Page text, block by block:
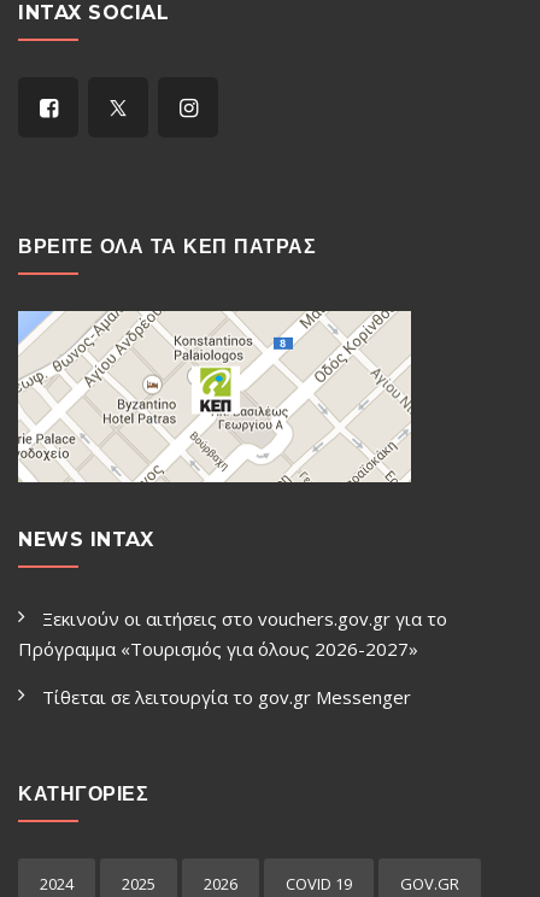
INTAX SOCIAL
ΒΡΕΙΤΕ ΟΛΑ ΤΑ ΚΕΠ ΠΑΤΡΑΣ
NEWS INTAX
Ξεκινούν οι αιτήσεις στο vouchers.gov.gr για το
Πρόγραμμα «Τουρισμός για όλους 2026-2027»
Τίθεται σε λειτουργία το gov.gr Μessenger
ΚΑΤΗΓΟΡΙΕΣ
2024 2025 2026 COVID 19 GOV.GR